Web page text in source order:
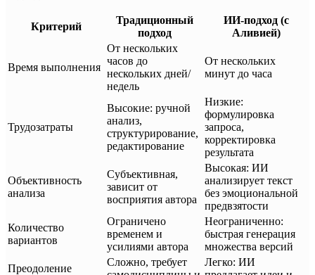
Критерий
Традиционный
подход
ИИ-подход (с
Аливией)
Время выполнения
От нескольких
часов до
нескольких дней/
недель
От нескольких
минут до часа
Трудозатраты
Высокие: ручной
анализ,
структурирование,
редактирование
Низкие:
формулировка
запроса,
корректировка
результата
Объективность
анализа
Субъективная,
зависит от
восприятия автора
Высокая: ИИ
анализирует текст
без эмоциональной
предвзятости
Количество
вариантов
Ограничено
временем и
усилиями автора
Неограниченно:
быстрая генерация
множества версий
Преодоление
Сложно, требует
Легко: ИИ